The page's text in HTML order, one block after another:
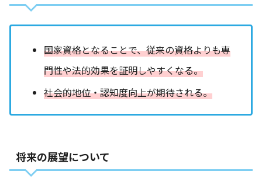
国家資格となることで、従来の資格よりも専
門性や法的効果を証明しやすくなる。
社会的地位・認知度向上が期待される。
将来の展望について